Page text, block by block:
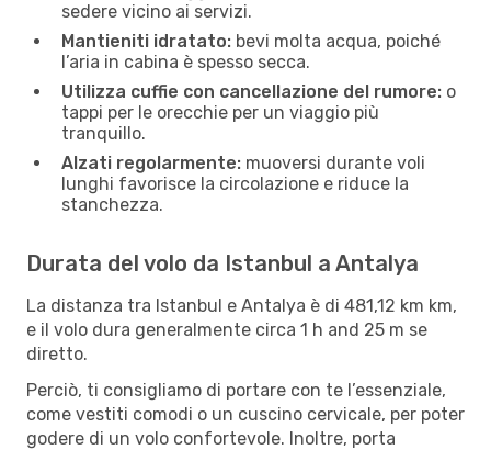
sedere vicino ai servizi.
Mantieniti idratato: bevi molta acqua, poiché
l’aria in cabina è spesso secca.
Utilizza cuffie con cancellazione del rumore: o
tappi per le orecchie per un viaggio più
tranquillo.
Alzati regolarmente: muoversi durante voli
lunghi favorisce la circolazione e riduce la
stanchezza.
Durata del volo da Istanbul a Antalya
La distanza tra Istanbul e Antalya è di 481,12 km km,
e il volo dura generalmente circa 1 h and 25 m se
diretto.
Perciò, ti consigliamo di portare con te l’essenziale,
come vestiti comodi o un cuscino cervicale, per poter
godere di un volo confortevole. Inoltre, porta